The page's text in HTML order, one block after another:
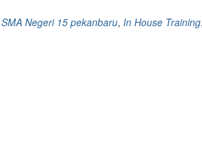
Negeri 15 pekanbaru, In House Training,